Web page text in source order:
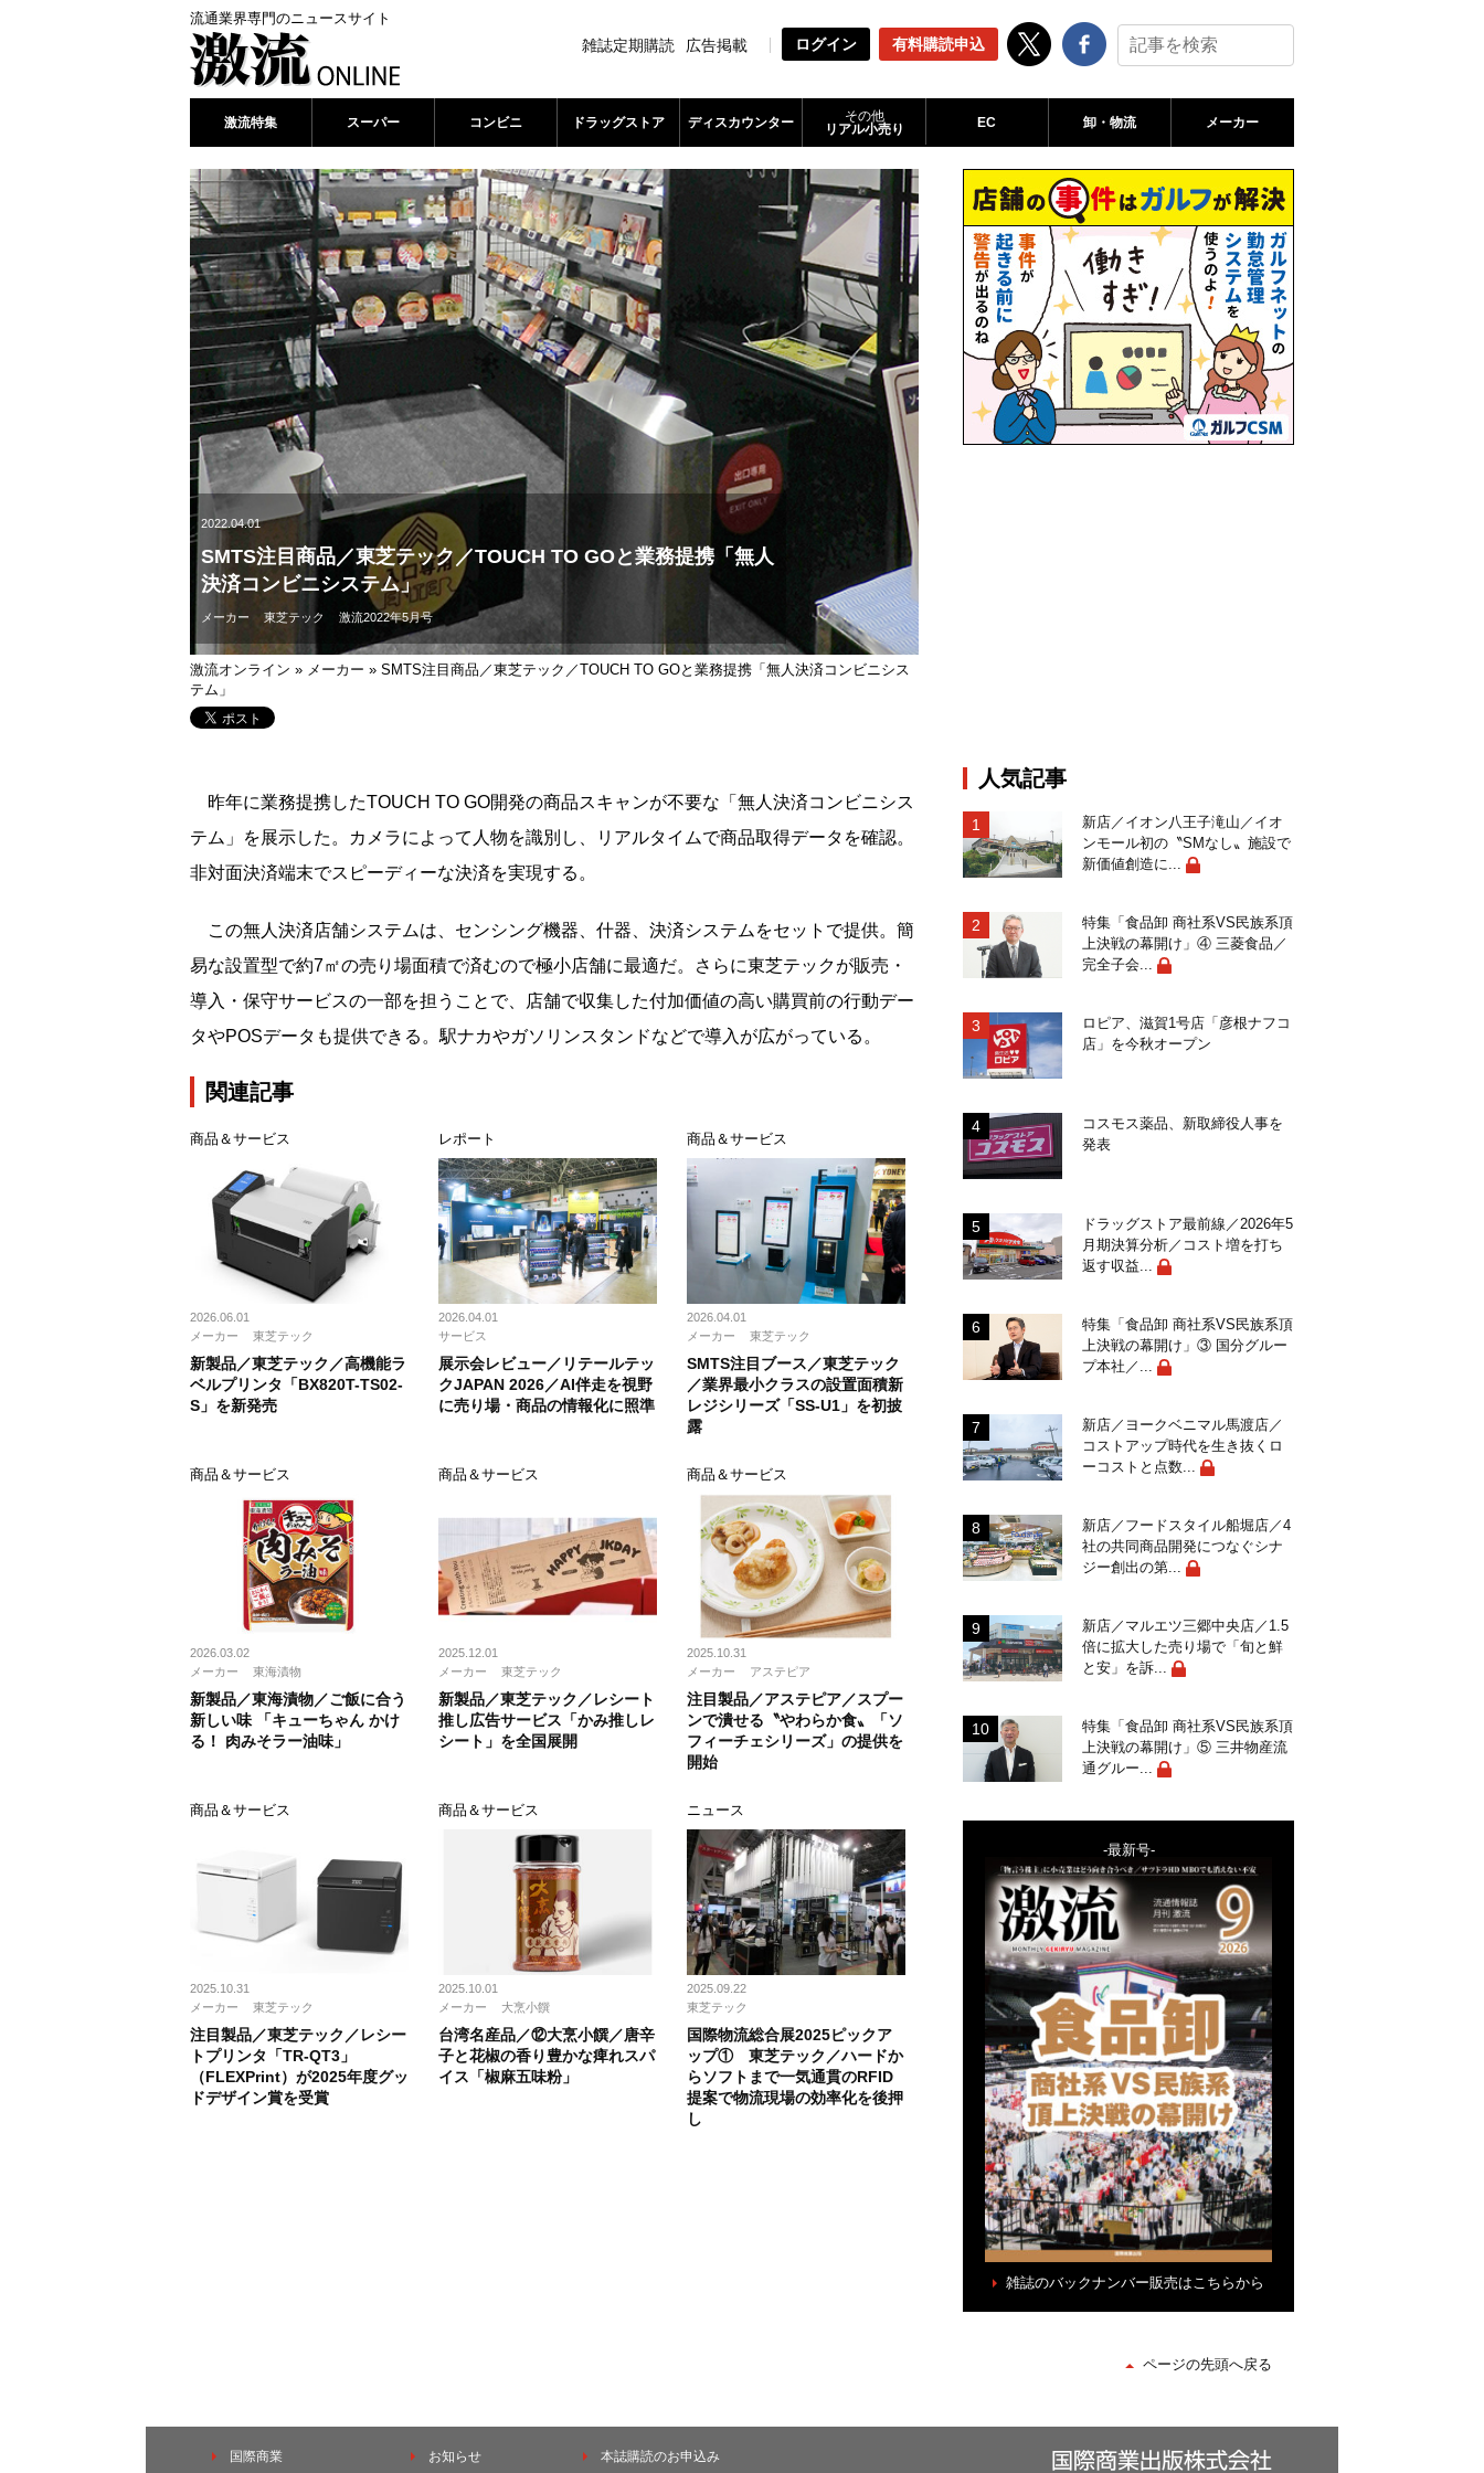
流通業界専門のニュースサイト
雑誌定期購読 広告掲載 ログイン 有料購読申込
激流特集 スーパー コンビニ ドラッグストア ディスカウンター
その他
リアル小売り
EC 卸・物流 メーカー
2022.04.01
SMTS注目商品／東芝テック／TOUCH TO GOと業務提携「無人
決済コンビニシステム」
メーカー 東芝テック 激流2022年5月号
激流オンライン » メーカー » SMTS注目商品／東芝テック／TOUCH TO GOと業務提携「無人決済コンビニシス
テム」
昨年に業務提携したTOUCH TO GO開発の商品スキャンが不要な「無人決済コンビニシス
テム」を展示した。カメラによって人物を識別し、リアルタイムで商品取得データを確認。
非対面決済端末でスピーディーな決済を実現する。
この無人決済店舗システムは、センシング機器、什器、決済システムをセットで提供。簡
易な設置型で約7㎡の売り場面積で済むので極小店舗に最適だ。さらに東芝テックが販売・
導入・保守サービスの一部を担うことで、店舗で収集した付加価値の高い購買前の行動デー
タやPOSデータも提供できる。駅ナカやガソリンスタンドなどで導入が広がっている。
関連記事
商品＆サービス
2026.06.01
メーカー
東芝テック
新製品／東芝テック／高機能ラ
ベルプリンタ「BX820T-TS02-
S」を新発売
レポート
2026.04.01
サービス
展示会レビュー／リテールテッ
クJAPAN 2026／AI伴走を視野
に売り場・商品の情報化に照準
商品＆サービス
2026.04.01
メーカー
東芝テック
SMTS注目ブース／東芝テック
／業界最小クラスの設置面積新
レジシリーズ「SS-U1」を初披
露
商品＆サービス
2026.03.02
メーカー
東海漬物
新製品／東海漬物／ご飯に合う
新しい味 「キューちゃん かけ
る！ 肉みそラー油味」
商品＆サービス
2025.12.01
メーカー
東芝テック
新製品／東芝テック／レシート
推し広告サービス「かみ推しレ
シート」を全国展開
商品＆サービス
2025.10.31
メーカー
アステピア
注目製品／アステピア／スプー
ンで潰せる〝やわらか食〟「ソ
フィーチェシリーズ」の提供を
開始
商品＆サービス
2025.10.31
メーカー
東芝テック
注目製品／東芝テック／レシー
トプリンタ「TR-QT3」
（FLEXPrint）が2025年度グッ
ドデザイン賞を受賞
商品＆サービス
2025.10.01
メーカー
⼤烹⼩饌
台湾名産品／⑫⼤烹⼩饌／唐⾟
⼦と花椒の⾹り豊かな痺れスパ
イス「椒麻五味粉」
ニュース
2025.09.22
東芝テック
国際物流総合展2025ピックア
ップ① 東芝テック／ハードか
らソフトまで一気通貫のRFID
提案で物流現場の効率化を後押
し
人気記事
新店／イオン八王子滝山／イオ
ンモール初の〝SMなし〟施設で
新価値創造に...
特集「食品卸 商社系VS民族系頂
上決戦の幕開け」④ 三菱食品／
完全子会...
ロピア、滋賀1号店「彦根ナフコ
店」を今秋オープン
コスモス薬品、新取締役人事を
発表
ドラッグストア最前線／2026年5
月期決算分析／コスト増を打ち
返す収益...
特集「食品卸 商社系VS民族系頂
上決戦の幕開け」③ 国分グルー
プ本社／...
新店／ヨークベニマル馬渡店／
コストアップ時代を生き抜くロ
ーコストと点数...
新店／フードスタイル船堀店／4
社の共同商品開発につなぐシナ
ジー創出の第...
新店／マルエツ三郷中央店／1.5
倍に拡大した売り場で「旬と鮮
と安」を訴...
特集「食品卸 商社系VS民族系頂
上決戦の幕開け」⑤ 三井物産流
通グルー...
-最新号-
雑誌のバックナンバー販売はこちらから
ページの先頭へ戻る
国際商業 お知らせ 本誌購読のお申込み